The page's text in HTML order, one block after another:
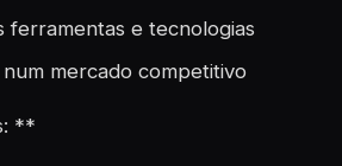
ferramentas e tecnologias
mercado competitivo
**